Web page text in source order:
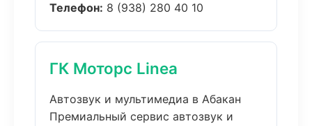
Телефон: 8 (938) 280 40 10
ГК Моторс Linea
Автозвук и мультимедиа в Абакан
Премиальный сервис автозвук и